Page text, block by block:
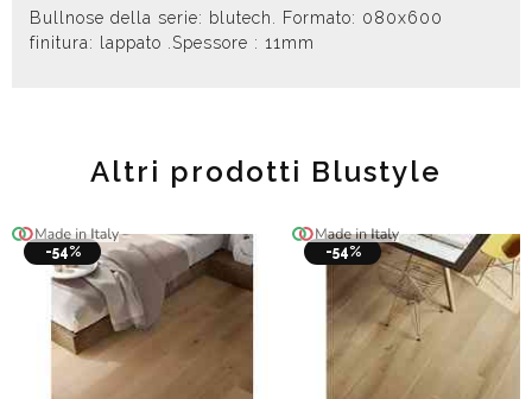
Bullnose della serie: blutech. Formato: 080x600
finitura: lappato .Spessore : 11mm
Altri prodotti Blustyle
-54% -54%